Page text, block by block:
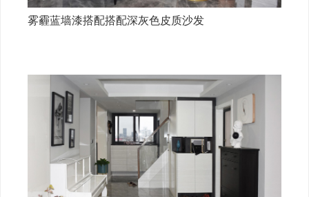
雾霾蓝墙漆搭配搭配深灰色皮质沙发